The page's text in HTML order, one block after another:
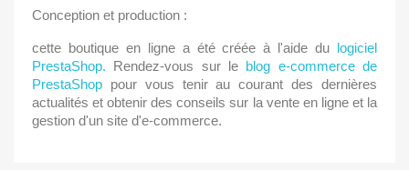
Conception et production :
cette boutique en ligne a été créée à l'aide du logiciel
PrestaShop. Rendez-vous sur le blog e-commerce de
PrestaShop pour vous tenir au courant des dernières
actualités et obtenir des conseils sur la vente en ligne et la
gestion d'un site d'e-commerce.